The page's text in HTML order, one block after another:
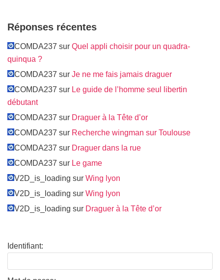
Réponses récentes
COMDA237 sur Quel appli choisir pour un quadra-
quinqua ?
COMDA237 sur Je ne me fais jamais draguer
COMDA237 sur Le guide de l’homme seul libertin
débutant
COMDA237 sur Draguer à la Tête d’or
COMDA237 sur Recherche wingman sur Toulouse
COMDA237 sur Draguer dans la rue
COMDA237 sur Le game
V2D_is_loading sur Wing lyon
V2D_is_loading sur Wing lyon
V2D_is_loading sur Draguer à la Tête d’or
Identifiant: